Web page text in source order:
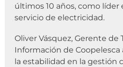
últimos 10 años, como líder
servicio de electricidad.
Oliver Vásquez, Gerente de
Información de Coopelesca
la estabilidad en la gestión